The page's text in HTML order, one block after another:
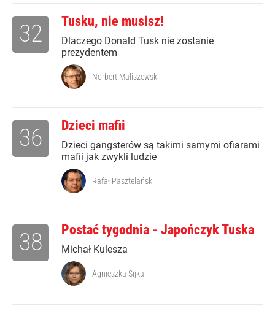
Tusku, nie musisz!
Dlaczego Donald Tusk nie zostanie
prezydentem
32
Norbert Maliszewski
Dzieci mafii
Dzieci gangsterów są takimi samymi ofiarami
mafii jak zwykli ludzie
36
Rafał Pasztelański
Postać tygodnia - Japończyk Tuska
Michał Kulesza
38
Agnieszka Sijka